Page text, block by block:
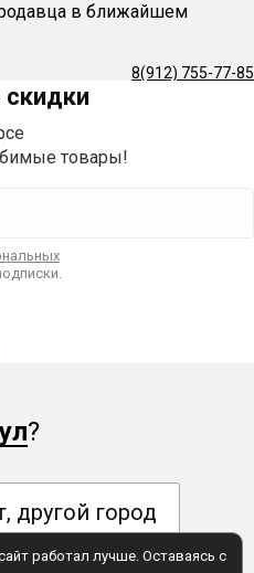
работал лучше. Оставаясь с
в ближайшем
8(912) 755-77-85
скидки
товары!
?
другой город